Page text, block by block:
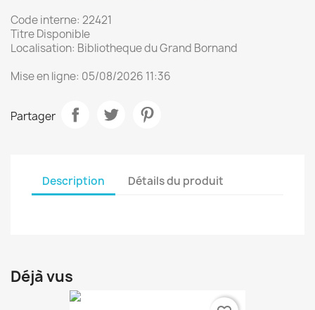
Code interne: 22421
Titre Disponible
Localisation: Bibliotheque du Grand Bornand
Mise en ligne: 05/08/2026 11:36
Partager
Description Détails du produit
Déjà vus